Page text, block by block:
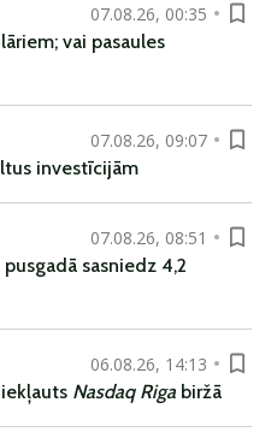
07.08.26, 00:35
vai pasaules
07.08.26, 09:07
investīcijām
07.08.26, 08:51
sasniedz 4,2
06.08.26, 14:13
iekļauts Nasdaq Riga biržā